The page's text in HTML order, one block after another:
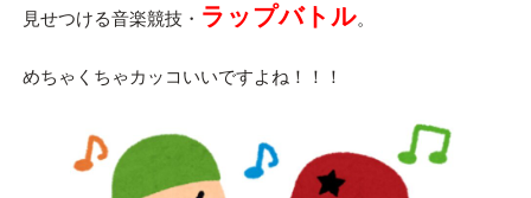
見せつける音楽競技・ ラップバトル。
めちゃくちゃカッコいいですよね！！！